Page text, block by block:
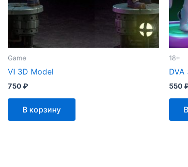
Game
VI 3D Model
750₽
В корзину
18+
DVA
550